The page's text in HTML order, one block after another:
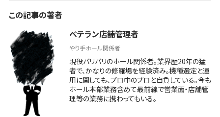
この記事の著者
ベテラン店舗管理者
やり手ホール関係者
現役バリバリのホール関係者。業界歴20年の猛
者で、かなりの修羅場を経験済み。機種選定と運
用に関しても、プロ中のプロと自負している。今も
ホール本部業務含めて最前線で営業面・店舗管
理等の業務に携わってもいる。